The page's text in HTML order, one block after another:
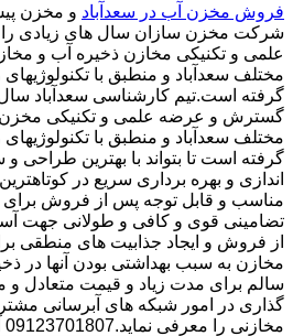
فروش مخزن آب در سعدآباد و مخزن
شرکت مخزن سازان سال های زیادی
علمی و تکنیکی مخازن ذخیره آب و
مختلف سعدآباد و منطبق با تکنولوژیهای
گرفته است.تیم کارشناسی سعدآباد
گسترش و عرضه علمی و تکنیکی مخزن
مختلف سعدآباد و منطبق با تکنولوژیهای
گرفته است تا بتواند با بهترین طراحی
اندازی و بهره برداری سریع در
مناسب و قابل توجه پس از فروش
تضامینی قوی و کافی و طولانی جهت
از فروش و ایجاد جذابیت های منطقی
مخازن به سبب بهداشتی بودن آنها در
سالم برای مدت زیاد و قیمت متعادل
گذاری در امور شبکه های آبرسانی
مخازنی را معرفی نماید.09123701807 آقای سلیمان مجردی